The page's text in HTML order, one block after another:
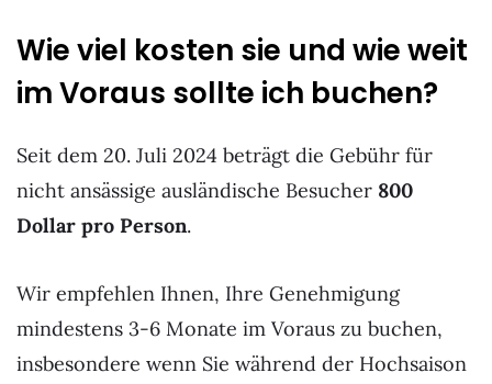
Wie viel kosten sie und wie weit
im Voraus sollte ich buchen?
Seit dem 20. Juli 2024 beträgt die Gebühr für
nicht ansässige ausländische Besucher 800
Dollar pro Person.
Wir empfehlen Ihnen, Ihre Genehmigung
mindestens 3-6 Monate im Voraus zu buchen,
insbesondere wenn Sie während der Hochsaison